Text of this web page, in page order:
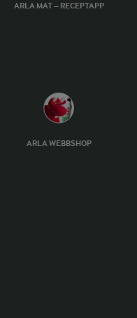
ARLA MAT – RECEPTAPP
ARLA WEBBSHOP